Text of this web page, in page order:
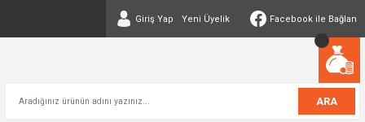
Giriş Yap Yeni Üyelik Facebook ile Bağlan
ARA